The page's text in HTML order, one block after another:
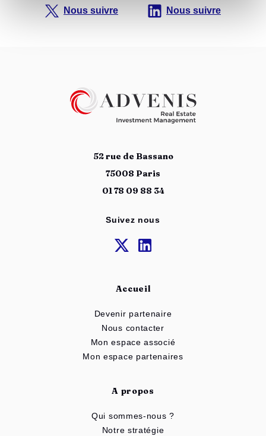
Nous suivre Nous suivre
52 rue de Bassano
75008 Paris
01 78 09 88 34
Suivez nous
Accueil
Devenir partenaire
Nous contacter
Mon espace associé
Mon espace partenaires
A propos
Qui sommes-nous ?
Notre stratégie